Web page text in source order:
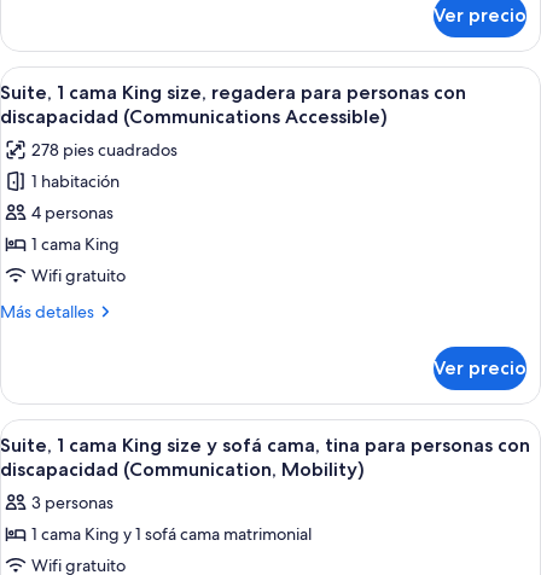
con
acceso
para
personas
discapacitadas
(Communications)
estándar,
cama
King
con
acceso
para
personas
discapacitadas
Ver precio
Abrir
todas
las
fotos
de
Suite,
1
cama
King
para
personas
con
discapacidad
(Communications
Accessible)
Edredón, caja de seguridad en la
10
Suite, 1 cama King size, regadera para personas con
discapacidad (Communications Accessible)
278 pies cuadrados
1 habitación
4 personas
1 cama King
Wifi gratuito
Más detalles
Más
1
cama
King
size,
regadera
para
personas
Ver precio
Abrir
todas
las
fotos
de
Edredón, caja de seguridad en la
6
Suite, 1 cama King size y sofá cama, tina para personas con
discapacidad (Communication, Mobility)
3 personas
1 cama King y 1 sofá cama matrimonial
Wifi gratuito